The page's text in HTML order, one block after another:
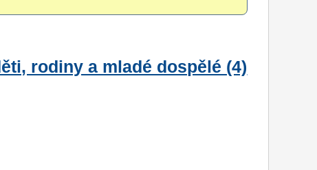
rodiny a mladé dospělé (4)